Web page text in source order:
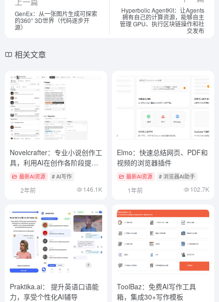
GenEx：从一张图片生成可探索
的360° 3D世界（代码逐步开
源）
Hyperbolic AgentKit：让Agents
拥有自己的计算资源，能够自主
管理 GPU、执行区块链操作和社
交发布
相关文章
Novelcrafter：专业小说创作工
具，利用AI在创作各阶段提供
构思和到成书
最新AI资源 # AI写作
2年前 146.1K
Elmo：快速总结网页、PDF和
视频的浏览器插件
最新AI资源 # 浏览器AI助手
1年前 102.7K
Praktika.ai： 提升英语口语能
力，享受个性化AI辅导
ToolBaz：免费AI写作工具
箱，集成30+写作模板